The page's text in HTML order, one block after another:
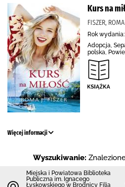
Kurs na
FISZER,
Rok
Adopcja,
polska,
Więcej informacji
Wyszukiwanie:
Miejska i Powiatowa Biblioteka
Publiczna im. Ignacego
Łyskowskiego w Brodnicy Filia